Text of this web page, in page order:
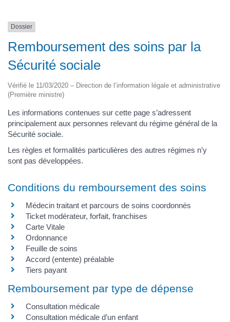
Dossier
Remboursement des soins par la
Sécurité sociale
Vérifié le 11/03/2020 – Direction de l’information légale et administrative
(Première ministre)
Les informations contenues sur cette page s’adressent
principalement aux personnes relevant du régime général de la
Sécurité sociale.
Les règles et formalités particulières des autres régimes n’y
sont pas développées.
Conditions du remboursement des soins
Médecin traitant et parcours de soins coordonnés
Ticket modérateur, forfait, franchises
Carte Vitale
Ordonnance
Feuille de soins
Accord (entente) préalable
Tiers payant
Remboursement par type de dépense
Consultation médicale
Consultation médicale d’un enfant